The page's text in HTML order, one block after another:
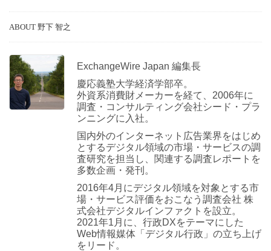
ABOUT 野下 智之
ExchangeWire Japan 編集長
慶応義塾大学経済学部卒。
外資系消費財メーカーを経て、2006年に
調査・コンサルティング会社シード・プラ
ンニングに入社。
国内外のインターネット広告業界をはじめ
とするデジタル領域の市場・サービスの調
査研究を担当し、関連する調査レポートを
多数企画・発刊。
2016年4月にデジタル領域を対象とする市
場・サービス評価をおこなう調査会社 株
式会社デジタルインファクトを設立。
2021年1月に、行政DXをテーマにした
Web情報媒体「デジタル行政」の立ち上げ
をリード。